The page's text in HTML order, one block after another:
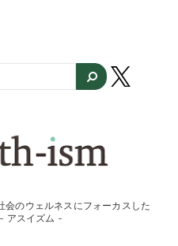
のウェルネスにフォーカスした
アスイズム -